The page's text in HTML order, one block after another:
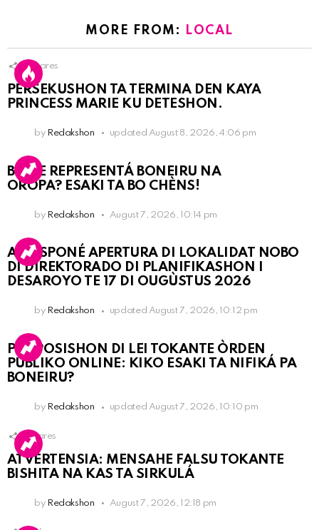
MORE FROM: LOCAL
Shares
PERSEKUSHON TA TERMINA DEN KAYA
PRINCESS MARIE KU DETESHON.
by Redakshon updated August 8, 2026, 4:06 pm
BO KE REPRESENTÁ BONEIRU NA
OROPA? ESAKI TA BO CHÈNS!
by Redakshon August 7, 2026, 10:14 pm
A POSPONÉ APERTURA DI LOKALIDAT NOBO
DI DIREKTORADO DI PLANIFIKASHON I
DESAROYO TE 17 DI OUGÙSTUS 2026
by Redakshon updated August 7, 2026, 10:12 pm
PROPOSISHON DI LEI TOKANTE ÒRDEN
PÚBLIKO ONLINE: KIKO ESAKI TA NIFIKÁ PA
BONEIRU?
by Redakshon updated August 7, 2026, 10:10 pm
Shares
ATVERTENSIA: MENSAHE FALSU TOKANTE
BISHITA NA KAS TA SIRKULÁ
by Redakshon August 7, 2026, 12:18 pm